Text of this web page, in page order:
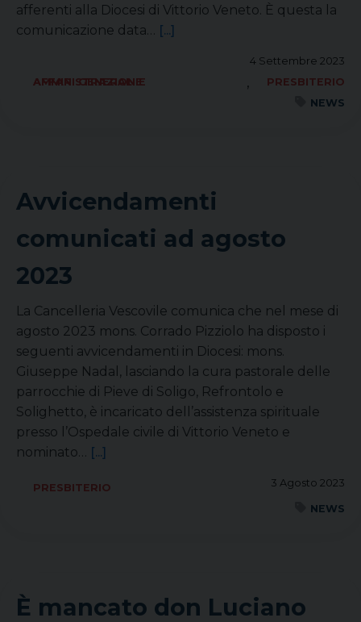
afferenti alla Diocesi di Vittorio Veneto. È questa la
comunicazione data… [...]
4 Settembre 2023
AFFARI GENERALI E AMMINISTRAZIONE
,
PRESBITERIO
NEWS
Avvicendamenti
comunicati ad agosto
2023
La Cancelleria Vescovile comunica che nel mese di
agosto 2023 mons. Corrado Pizziolo ha disposto i
seguenti avvicendamenti in Diocesi: mons.
Giuseppe Nadal, lasciando la cura pastorale delle
parrocchie di Pieve di Soligo, Refrontolo e
Solighetto, è incaricato dell’assistenza spirituale
presso l’Ospedale civile di Vittorio Veneto e
nominato… [...]
3 Agosto 2023
PRESBITERIO
NEWS
È mancato don Luciano